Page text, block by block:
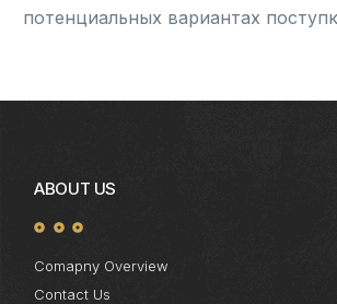
потенциальных вариантах
ABOUT US
Comapny Overview
Contact Us